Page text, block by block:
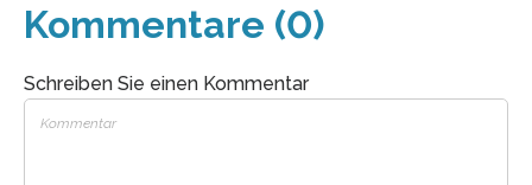
Kommentare (0)
Schreiben Sie einen Kommentar